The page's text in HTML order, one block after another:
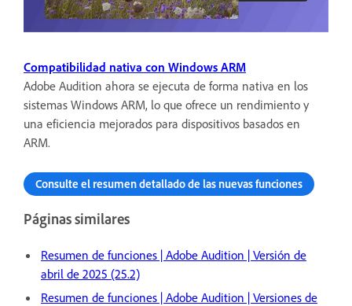
Compatibilidad nativa con Windows ARM
Adobe Audition ahora se ejecuta de forma nativa en los
sistemas Windows ARM, lo que ofrece un rendimiento y
una eficiencia mejorados para dispositivos basados en
ARM.
Consulte el resumen detallado de las nuevas funciones
Páginas similares
Resumen de funciones | Adobe Audition | Versión de
abril de 2025 (25.2)
Resumen de funciones | Adobe Audition | Versiones de